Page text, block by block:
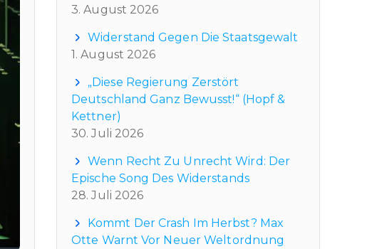
3. August 2026
Widerstand Gegen Die Staatsgewalt
1. August 2026
„Diese Regierung Zerstört
Deutschland Ganz Bewusst!“ (Hopf &
Kettner)
30. Juli 2026
Wenn Recht Zu Unrecht Wird: Der
Epische Song Des Widerstands
28. Juli 2026
Kommt Der Crash Im Herbst? Max
Otte Warnt Vor Neuer Weltordnung